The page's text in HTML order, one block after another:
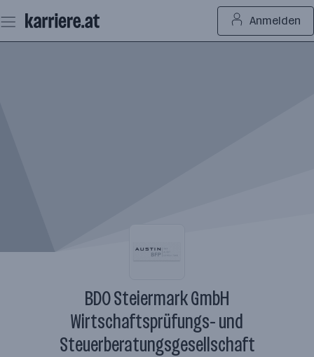
Seiteninhalt
springen
Anmelden
BDO Steiermark GmbH
Wirtschaftsprüfungs- und
Steuerberatungsgesellschaft